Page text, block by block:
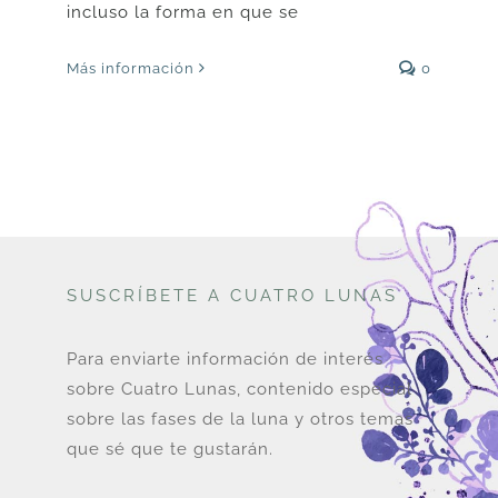
incluso la forma en que se
Más información 0
SUSCRÍBETE A CUATRO LUNAS
Para enviarte información de interés
sobre Cuatro Lunas, contenido especial
sobre las fases de la luna y otros temas
que sé que te gustarán.